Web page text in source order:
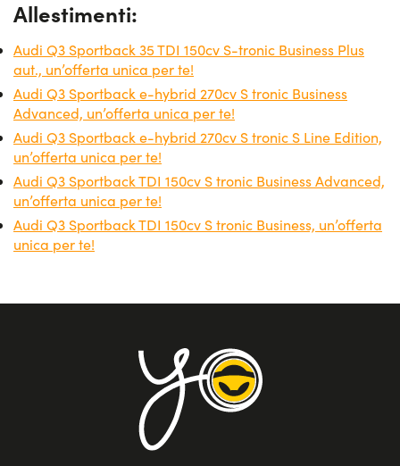
Allestimenti:
Audi Q3 Sportback 35 TDI 150cv S-tronic Business Plus
aut., un’offerta unica per te!
Audi Q3 Sportback e-hybrid 270cv S tronic Business
Advanced, un’offerta unica per te!
Audi Q3 Sportback e-hybrid 270cv S tronic S Line Edition,
un’offerta unica per te!
Audi Q3 Sportback TDI 150cv S tronic Business Advanced,
un’offerta unica per te!
Audi Q3 Sportback TDI 150cv S tronic Business, un’offerta
unica per te!